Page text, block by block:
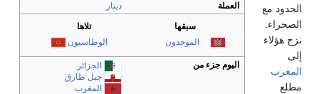
العملة
دينار
سبقها
تلاها
الموحدون
الوطاسيون
اليوم جزء من
الجزائر
جبل طارق
المغرب
الحدود مع
الصحراء.
نزح هؤلاء
إلى
المغرب
مطلع